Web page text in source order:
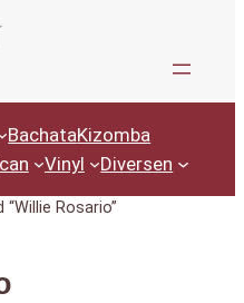
BachataKizomba
Vinyl Diversen
Rosario”